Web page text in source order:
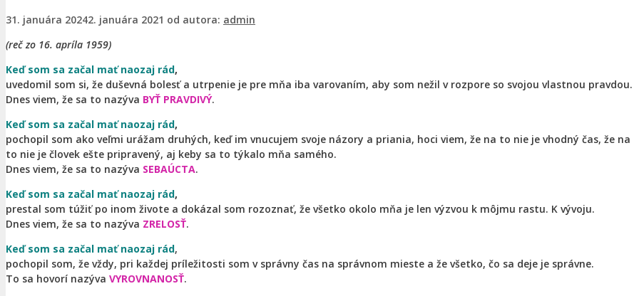
31. januára 20242. januára 2021 od autora: admin
(reč zo 16. apríla 1959)
Keď som sa začal mať naozaj rád,
uvedomil som si, že duševná bolesť a utrpenie je pre mňa iba varovaním, aby som nežil v rozpore so svojou vlastnou pravdou.
Dnes viem, že sa to nazýva BYŤ PRAVDIVÝ.
Keď som sa začal mať naozaj rád,
pochopil som ako veľmi urážam druhých, keď im vnucujem svoje názory a priania, hoci viem, že na to nie je vhodný čas, že na
to nie je človek ešte pripravený, aj keby sa to týkalo mňa samého.
Dnes viem, že sa to nazýva SEBAÚCTA.
Keď som sa začal mať naozaj rád,
prestal som túžiť po inom živote a dokázal som rozoznať, že všetko okolo mňa je len výzvou k môjmu rastu. K vývoju.
Dnes viem, že sa to nazýva ZRELOSŤ.
Keď som sa začal mať naozaj rád,
pochopil som, že vždy, pri každej príležitosti som v správny čas na správnom mieste a že všetko, čo sa deje je správne.
To sa hovorí nazýva VYROVNANOSŤ.